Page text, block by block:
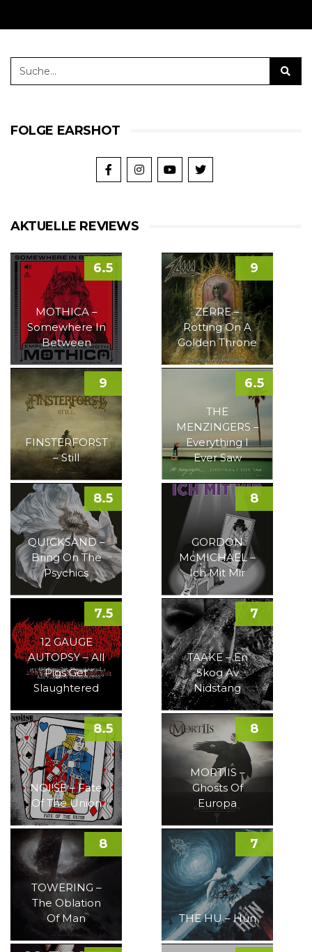
FOLGE EARSHOT
AKTUELLE REVIEWS
MOTHICA –
Somewhere In
Between
6.5
ZERRE –
Rotting On A
Golden Throne
9
FINSTERFORST
– Still
9
THE
MENZINGERS –
Everything I
Ever Saw
6.5
QUICKSAND –
Bring On The
Psychics
8.5
GORDON
McMICHAEL –
Ich Mit Mir
8
12 GAUGE
AUTOPSY – All
Pigs Get
Slaughtered
7.5
TAAKE – En
Skog Av
Nidstang
7
NOI!SE – Fate
Of The Union
8.5
MORTIIS –
Ghosts Of
Europa
8
TOWERING –
The Oblation
Of Man
8
THE HU – Hun
7